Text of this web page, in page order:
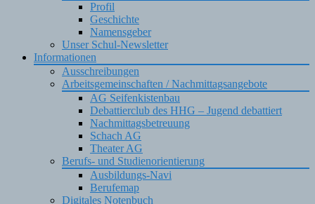
Profil
Geschichte
Namensgeber
Unser Schul-Newsletter
Informationen
Ausschreibungen
Arbeitsgemeinschaften / Nachmittagsangebote
AG Seifenkistenbau
Debattierclub des HHG – Jugend debattiert
Nachmittagsbetreuung
Schach AG
Theater AG
Berufs- und Studienorientierung
Ausbildungs-Navi
Berufemap
Digitales Notenbuch